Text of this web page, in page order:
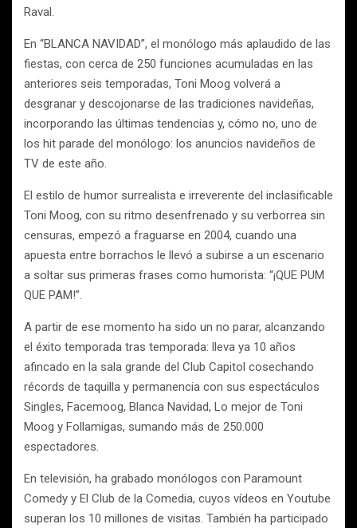
Raval.
En “BLANCA NAVIDAD”, el monólogo más aplaudido de las
fiestas, con cerca de 250 funciones acumuladas en las
anteriores seis temporadas, Toni Moog volverá a
desgranar y descojonarse de las tradiciones navideñas,
incorporando las últimas tendencias y, cómo no, uno de
los hit parade del monólogo: los anuncios navideños de
TV de este año.
El estilo de humor surrealista e irreverente del inclasificable
Toni Moog, con su ritmo desenfrenado y su verborrea sin
censuras, empezó a fraguarse en 2004, cuando una
apuesta entre borrachos le llevó a subirse a un escenario
a soltar sus primeras frases como humorista: “¡QUE PUM
QUE PAM!”.
A partir de ese momento ha sido un no parar, alcanzando
el éxito temporada tras temporada: lleva ya 10 años
afincado en la sala grande del Club Capitol cosechando
récords de taquilla y permanencia con sus espectáculos
Singles, Facemoog, Blanca Navidad, Lo mejor de Toni
Moog y Follamigas, sumando más de 250.000
espectadores.
En televisión, ha grabado monólogos con Paramount
Comedy y El Club de la Comedia, cuyos vídeos en Youtube
superan los 10 millones de visitas. También ha participado